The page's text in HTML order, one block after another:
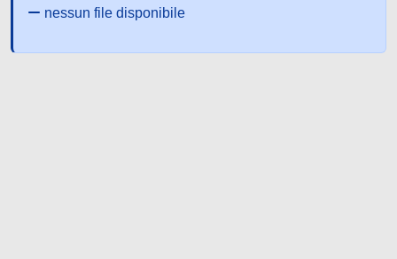
nessun file disponibile